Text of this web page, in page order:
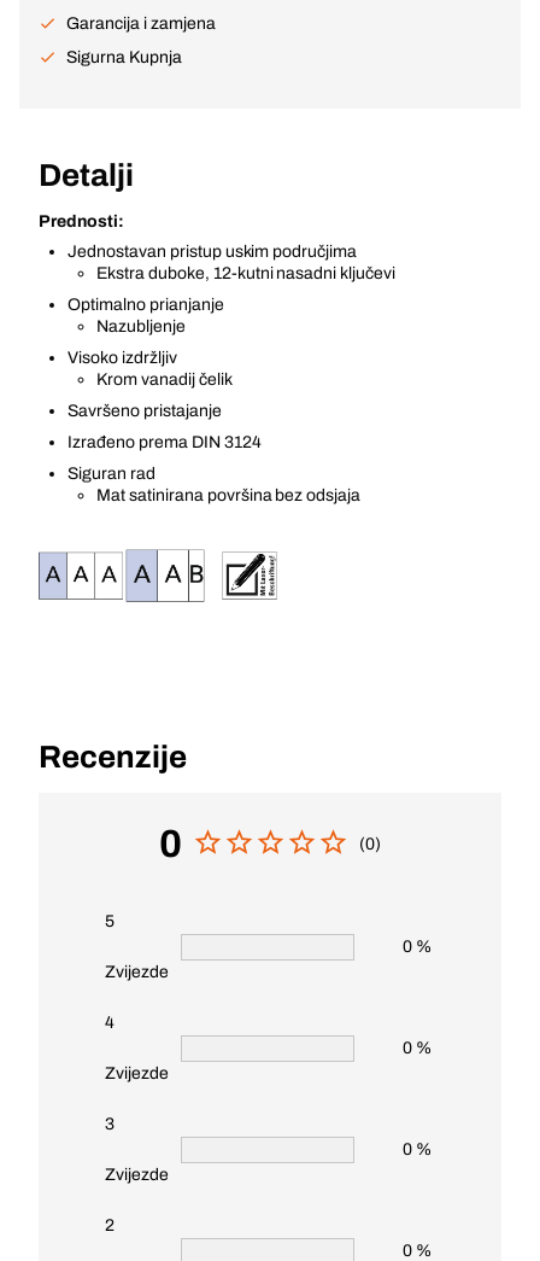
Garancija i zamjena
Sigurna Kupnja
Detalji
Prednosti:
Jednostavan pristup uskim područjima
Ekstra duboke, 12-kutni nasadni ključevi
Optimalno prianjanje
Nazubljenje
Visoko izdržljiv
Krom vanadij čelik
Savršeno pristajanje
Izrađeno prema DIN 3124
Siguran rad
Mat satinirana površina bez odsjaja
Recenzije
0 (0)
5
Zvijezde
0 %
4
Zvijezde
0 %
3
Zvijezde
0 %
2
0 %